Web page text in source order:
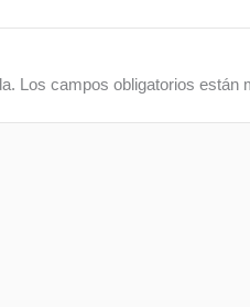
Los campos obligatorios están